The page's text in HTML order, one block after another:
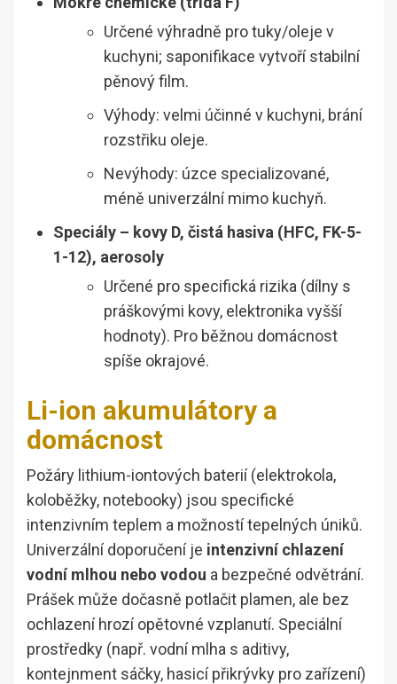
Určené výhradně pro tuky/oleje v
kuchyni; saponifikace vytvoří stabilní
pěnový film.
Výhody: velmi účinné v kuchyni, brání
rozstřiku oleje.
Nevýhody: úzce specializované,
méně univerzální mimo kuchyň.
Speciály – kovy D, čistá hasiva (HFC, FK-5-
1-12), aerosoly
Určené pro specifická rizika (dílny s
práškovými kovy, elektronika vyšší
hodnoty). Pro běžnou domácnost
spíše okrajové.
Li-ion akumulátory a
domácnost
Požáry lithium-iontových baterií (elektrokola,
koloběžky, notebooky) jsou specifické
intenzivním teplem a možností tepelných úniků.
Univerzální doporučení je intenzivní chlazení
vodní mlhou nebo vodou a bezpečné odvětrání.
Prášek může dočasně potlačit plamen, ale bez
ochlazení hrozí opětovné vzplanutí. Speciální
prostředky (např. vodní mlha s aditivy,
kontejnment sáčky, hasicí přikrývky pro zařízení)